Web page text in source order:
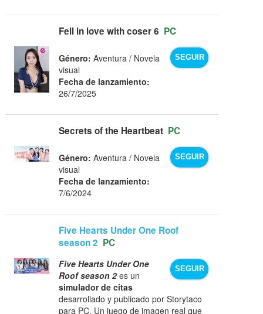
Fell in love with coser 6 PC
SEGUIR
Género: Aventura / Novela
visual
Fecha de lanzamiento:
26/7/2025
Secrets of the Heartbeat PC
SEGUIR
Género: Aventura / Novela
visual
Fecha de lanzamiento:
7/6/2024
Five Hearts Under One Roof
season 2 PC
SEGUIR
Five Hearts Under One
Roof season 2es un
simulador de citas
desarrollado y publicado por Storytaco
para PC. Un juego de imagen real que